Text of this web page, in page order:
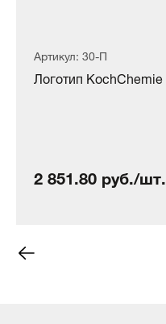
Артикул: 30-П
Логотип KochChemie
2 851.80 руб./шт.